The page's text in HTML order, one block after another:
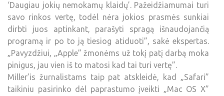
‘Daugiau jokių nemokamų klaidų’. Pažeidžiamumai turi
savo rinkos vertę, todėl nėra jokios prasmės sunkiai
dirbti juos aptinkant, parašyti spragą išnaudojančią
programą ir po to ją tiesiog atiduoti”, sakė ekspertas.
„Pavyzdžiui, „Apple” žmonėms už tokį patį darbą moka
pinigus, jau vien iš to matosi kad tai turi vertę”.
Miller’is žurnalistams taip pat atskleidė, kad „Safari”
taikiniu pasirinko dėl paprastumo įveikti „Mac OS X”